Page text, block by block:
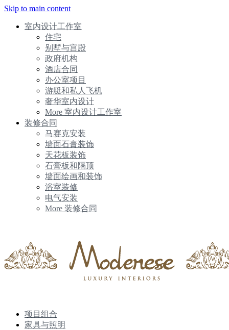
Skip to main content
室内设计工作室
住宅
别墅与宫殿
政府机构
酒店合同
办公室项目
游艇和私人飞机
奢华室内设计
More 室内设计工作室
装修合同
马赛克安装
墙面石膏装饰
天花板装饰
石膏板和隔顶
墙面绘画和装饰
浴室装修
电气安装
More 装修合同
项目组合
家具与照明